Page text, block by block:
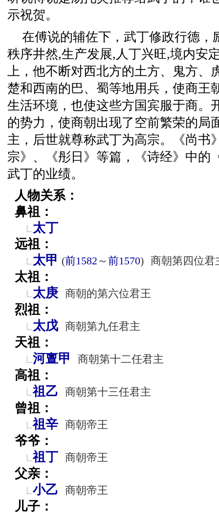
示祝贺。
在傅说的辅佐下，武丁修政行德，
秩序井然,生产发展,人丁兴旺,境内安
上，他不断对西北方的土方、鬼方、
楚和西南的巴、蜀等地用兵，使商王
生活环境，也使这些方国宾服于商。
的势力，使商朝出现了空前繁荣的局
主，后世就尊称武丁为高宗。《尚书
宗》、《彤日》等篇，《诗经》中的
武丁的业绩。
人物关系：
鼻祖：
太丁
远祖：
太甲 (前1582 ～前1570) 商朝第四位君
太祖：
太庚 商朝的第六位君王
烈祖：
太戊 商朝第九任君主
天祖：
河亶甲
商朝第十二任君主
高祖：
祖乙 商朝第十三任君主
曾祖：
祖辛 商朝帝王
爷爷：
祖丁 商朝帝王
父亲：
小乙 商朝帝王
儿子：